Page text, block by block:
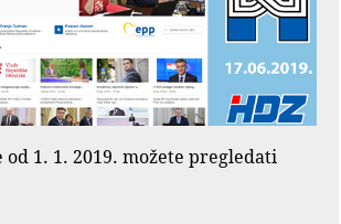
1. 1. 2019. možete pregledati